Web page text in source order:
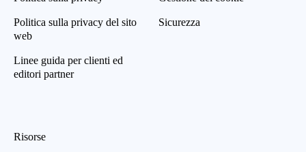
Politica sulla privacy del sito
web
Linee guida per clienti ed
editori partner
Sicurezza
Risorse